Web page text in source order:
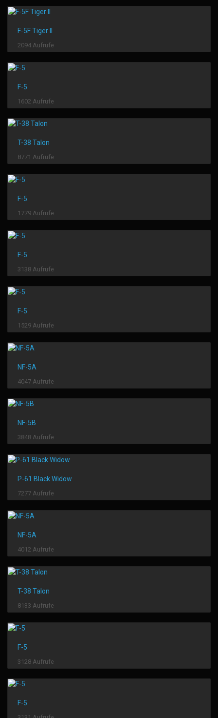
F-5F Tiger II
2094 Aufrufe
F-5
1602 Aufrufe
T-38 Talon
8771 Aufrufe
F-5
1779 Aufrufe
F-5
3138 Aufrufe
F-5
1529 Aufrufe
NF-5A
4047 Aufrufe
NF-5B
3848 Aufrufe
P-61 Black Widow
7277 Aufrufe
NF-5A
4012 Aufrufe
T-38 Talon
8133 Aufrufe
F-5
3128 Aufrufe
F-5